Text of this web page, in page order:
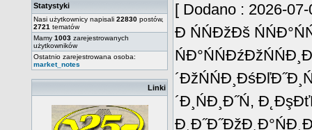
Statystyki
Nasi użytkownicy napisali 22830 postów,
2721 tematów
Mamy 1003 zarejestrowanych
użytkowników
Ostatnio zarejestrowana osoba:
market_notes
Linki
[ Dodano : 2026-
Đ ŃŃĐžĐš
´Đ¸ŃĐ¸Đ˝Ń,